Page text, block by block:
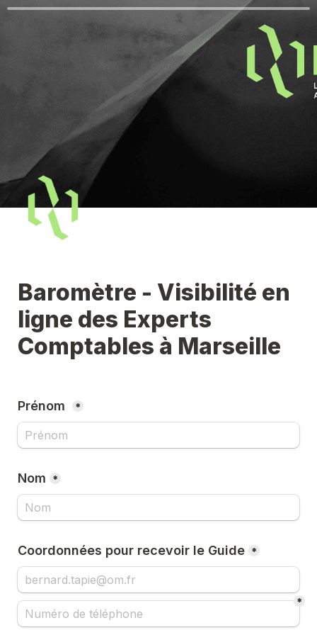
Baromètre - Visibilité en
ligne des Experts
Comptables à Marseille
Prénom *
Nom *
Coordonnées pour recevoir le Guide *
*